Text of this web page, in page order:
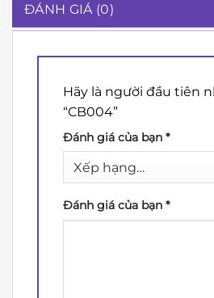
ĐÁNH GIÁ (0)
Hãy là người đầu tiên
“CB004”
Đánh giá của bạn *
Đánh giá của bạn *